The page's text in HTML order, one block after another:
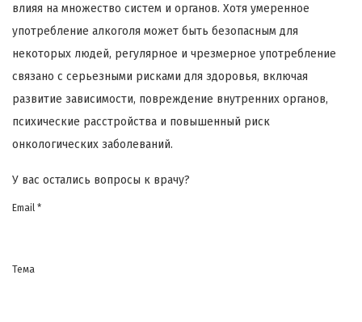
влияя на множество систем и органов. Хотя умеренное
употребление алкоголя может быть безопасным для
некоторых людей, регулярное и чрезмерное употребление
связано с серьезными рисками для здоровья, включая
развитие зависимости, повреждение внутренних органов,
психические расстройства и повышенный риск
онкологических заболеваний.
У вас остались вопросы к врачу?
Email *
Тема